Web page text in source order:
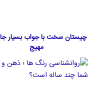
چیستان سخت با جواب بسیار
مهیج